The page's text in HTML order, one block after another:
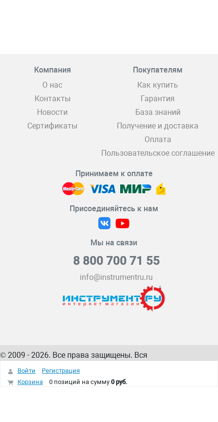
Компания
О нас
Контакты
Новости
Сертификаты
Покупателям
Как купить
Гарантия
База знаний
Получение и доставка
Оплата
Пользовательское соглашение
Принимаем к оплате
Присоединяйтесь к нам
Мы на связи
8 800 700 71 55
info@instrumentru.ru
© 2009 - 2026. Все права защищены. Вся
информация на сайте – собственность
интернет-магазина
Войти
Регистрация
Корзина
0 позиций на сумму 0 руб.